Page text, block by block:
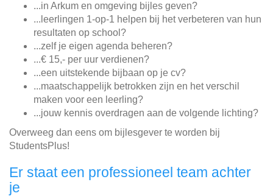
o
...in Arkum en omgeving bijles geven?
...leerlingen 1-op-1 helpen bij het verbeteren van hun
resultaten op school?
...zelf je eigen agenda beheren?
...€ 15,- per uur verdienen?
...een uitstekende bijbaan op je cv?
...maatschappelijk betrokken zijn en het verschil
maken voor een leerling?
...jouw kennis overdragen aan de volgende lichting?
Overweeg dan eens om bijlesgever te worden bij
StudentsPlus!
Er staat een professioneel team achter
je